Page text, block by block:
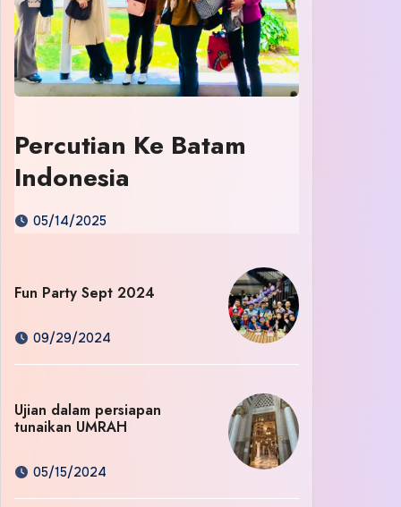
Percutian Ke Batam
Indonesia
05/14/2025
Fun Party Sept 2024
09/29/2024
Ujian dalam persiapan
tunaikan UMRAH
05/15/2024